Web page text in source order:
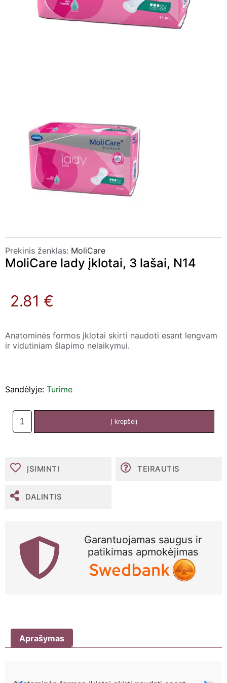
Prekinis ženklas: MoliCare
MoliCare lady įklotai, 3 lašai, N14
2.81 €
Anatominės formos įklotai skirti naudoti esant lengvam
ir vidutiniam šlapimo nelaikymui.
Sandėlyje: Turime
produkto
kiekis:
įklotai,
N14
Į krepšelį
ĮSIMINTI TEIRAUTIS
DALINTIS
Garantuojamas saugus ir
patikimas apmokėjimas
Aprašymas